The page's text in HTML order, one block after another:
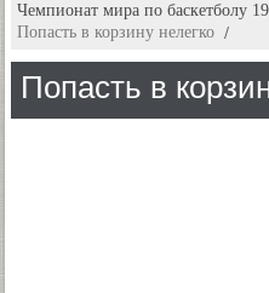
Чемпионат мира по баскетболу
Попасть в корзину нелегко
Попасть в